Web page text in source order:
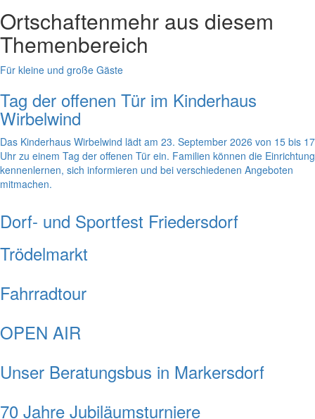
Ortschaftenmehr aus diesem
Themenbereich
Für kleine und große Gäste
Tag der offenen Tür im Kinderhaus
Wirbelwind
Das Kinderhaus Wirbelwind lädt am 23. September 2026 von 15 bis 17
Uhr zu einem Tag der offenen Tür ein. Familien können die Einrichtung
kennenlernen, sich informieren und bei verschiedenen Angeboten
mitmachen.
Dorf- und Sportfest Friedersdorf
Trödelmarkt
Fahrradtour
OPEN AIR
Unser Beratungsbus in Markersdorf
70 Jahre Jubiläumsturniere